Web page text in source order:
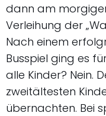
dann am
Verleihung der
Nach einem
Busspiel ging es
alle Kinder? Nein.
zweitältesten
übernachten. Bei